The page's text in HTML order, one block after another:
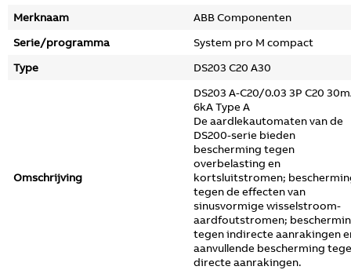
Merknaam
ABB Componenten
Serie/programma
System pro M compact
Type
DS203 C20 A30
Omschrijving
DS203 A-C20/0.03 3P C20
6kA Type A
De aardlekautomaten van de
DS200-serie bieden
bescherming tegen
overbelasting en
kortsluitstromen;
tegen de effecten van
sinusvormige wisselstroom-
aardfoutstromen;
tegen indirecte aanrakingen
aanvullende bescherming
directe aanrakingen.